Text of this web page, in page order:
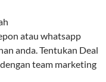
atau whatsapp
anda. Tentukan Deal
team marketing